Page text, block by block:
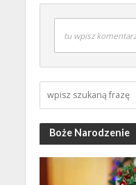
tu wpisz komentarz
Boże Narodzenie